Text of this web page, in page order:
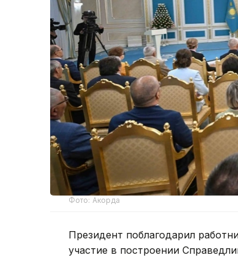
Фото: Акорда
Президент поблагодарил
участие в построении